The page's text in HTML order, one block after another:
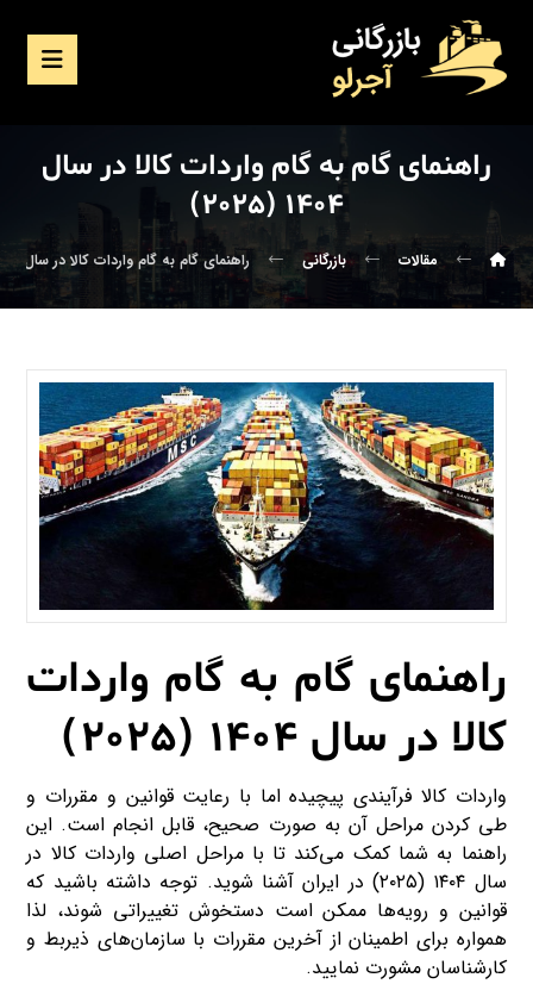
راهنمای گام به گام واردات کالا در سال
۱۴۰۴ (۲۰۲۵)
مقالات بازرگانی راهنمای گام به گام واردات کالا در سال ۱۴۰۴ (۲۰۲۵)
راهنمای گام به گام واردات
کالا در سال ۱۴۰۴ (۲۰۲۵)
واردات کالا فرآیندی پیچیده اما با رعایت قوانین و مقررات و
طی کردن مراحل آن به صورت صحیح، قابل انجام است. این
راهنما به شما کمک می‌کند تا با مراحل اصلی واردات کالا در
سال ۱۴۰۴ (۲۰۲۵) در ایران آشنا شوید. توجه داشته باشید که
قوانین و رویه‌ها ممکن است دستخوش تغییراتی شوند، لذا
همواره برای اطمینان از آخرین مقررات با سازمان‌های ذیربط و
کارشناسان مشورت نمایید.